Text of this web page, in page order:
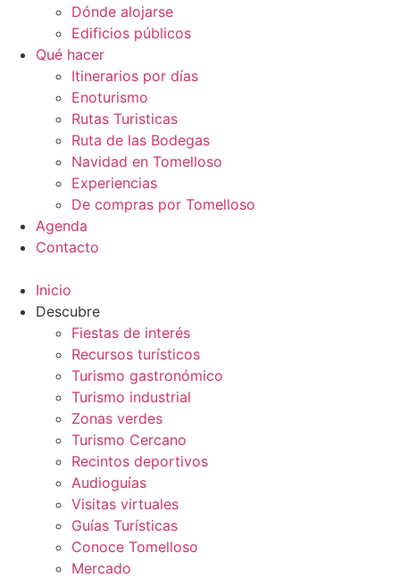
Dónde alojarse
Edificios públicos
Qué hacer
Itinerarios por días
Enoturismo
Rutas Turisticas
Ruta de las Bodegas
Navidad en Tomelloso
Experiencias
De compras por Tomelloso
Agenda
Contacto
Inicio
Descubre
Fiestas de interés
Recursos turísticos
Turismo gastronómico
Turismo industrial
Zonas verdes
Turismo Cercano
Recintos deportivos
Audioguías
Visitas virtuales
Guías Turísticas
Conoce Tomelloso
Mercado